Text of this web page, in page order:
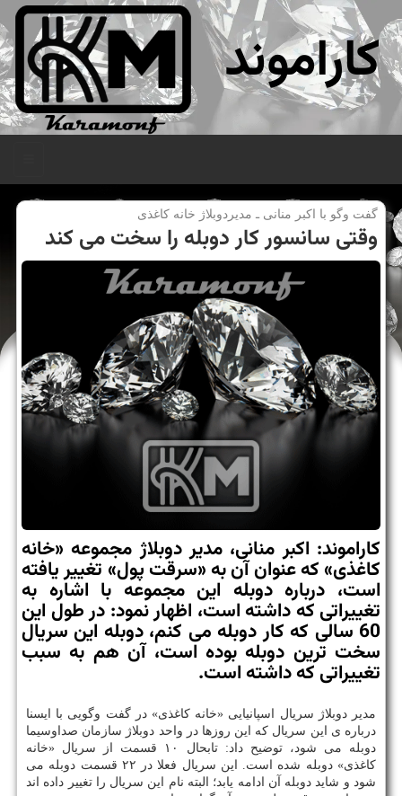
کاراموند
گفت وگو با اكبر منانی ـ مدیردوبلاژ خانه كاغذی
وقتی سانسور كار دوبله را سخت می كند
كاراموند: اكبر منانی، مدیر دوبلاژ مجموعه «خانه
كاغذی» كه عنوان آن به «سرقت پول» تغییر یافته
است، درباره دوبله این مجموعه با اشاره به
تغییراتی كه داشته است، اظهار نمود: در طول این
60 سالی كه كار دوبله می كنم، دوبله این سریال
سخت ترین دوبله بوده است، آن هم به سبب
تغییراتی كه داشته است.
مدیر دوبلاژ سریال اسپانیایی «خانه كاغذی» در گفت وگویی با ایسنا
درباره ی این سریال كه این روزها در واحد دوبلاژ سازمان صداوسیما
دوبله می شود، توضیح داد: تابحال ۱۰ قسمت از سریال «خانه
كاغذی» دوبله شده است. این سریال فعلا در ۲۲ قسمت دوبله می
شود و شاید دوبله آن ادامه یابد؛ البته نام این سریال را تغییر داده اند